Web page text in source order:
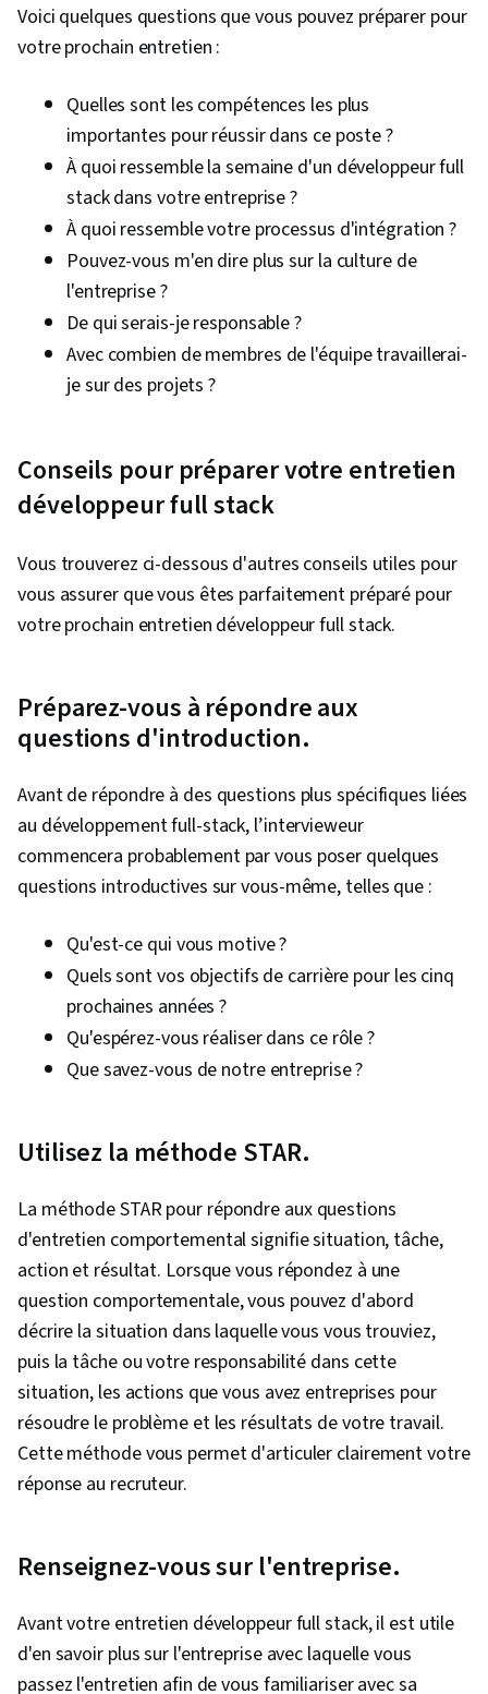
Intégrations AI, Principes de programmation,
applications, Environnements de
développement intégré, IBM Cloud,
Applications Web, Gestion du cycle de vie des
applications, Intelligence artificielle,
Applications en nuage, Tests de logiciels,
Interface de ligne de commande,
Conteneurisation, Docker (Logiciel), Gestion de
l'infrastructure, YAML, DevOps, Microservices,
Outils Devops, Sécurité de l'informatique en
nuage, Nuage public, Ingénierie des nuages,
des données, Services en nuage, Technologies
de l'informatique en nuage, Développement de
l'informatique en nuage, Technologies de
stockage des données, Architecture de
l'informatique en nuage, Plates-formes
d'informatique en nuage, Génie logiciel, Outils
de développement de logiciels, Architecture
Méthodologies de développement de logiciels,
Langage de modélisation unifié,
logiciels, Langue web, Environnement de
développement, Modèles de conception de
logiciels, L'informatique sans serveur, Restful
API, Passerelle API, Développement
Analyse des données, Scripting, GitHub,
Technologie Open Source, Version du logiciel,
Contrôle des versions, Logiciel de
collaboration, Django (Framework Web), Bases
de données relationnelles, SQL, Bootstrap
données, Intégration frontale, Application de
données, Conception de la base de données,
Développement de bases de données, Gestion
des bases de données, Théorie des bases de
données, Feuilles de style en cascade (CSS),
Javascript, Outils de développement web, Web
sémantique, Programmation événementielle,
Langages de script, Compatibilité des
navigateurs, JSON, Autorisation (informatique),
Gestion des paquets et des logiciels, Services
Web, Modèle Vue Contrôleur, Plate-forme API
Conception de l'API, Informatique, React.js,
Redux, Interface utilisateur (UI), Flux de
données, Réutilisation du code, Cadres Web,
Cadres d'application, Livraison continue,
Voici quelques questions que vous pouvez préparer pour
votre prochain entretien :
Quelles sont les compétences les plus
importantes pour réussir dans ce poste ?
À quoi ressemble la semaine d'un développeur full
stack dans votre entreprise ?
À quoi ressemble votre processus d'intégration ?
Pouvez-vous m'en dire plus sur la culture de
l'entreprise ?
De qui serais-je responsable ?
Avec combien de membres de l'équipe travaillerai-
je sur des projets ?
Conseils pour préparer votre entretien
développeur full stack
Vous trouverez ci-dessous d'autres conseils utiles pour
vous assurer que vous êtes parfaitement préparé pour
votre prochain entretien développeur full stack.
Préparez-vous à répondre aux
questions d'introduction.
Avant de répondre à des questions plus spécifiques liées
au développement full-stack, l’intervieweur
commencera probablement par vous poser quelques
questions introductives sur vous-même, telles que :
Qu'est-ce qui vous motive ?
Quels sont vos objectifs de carrière pour les cinq
prochaines années ?
Qu'espérez-vous réaliser dans ce rôle ?
Que savez-vous de notre entreprise ?
Utilisez la méthode STAR.
La méthode STAR pour répondre aux questions
d'entretien comportemental signifie situation, tâche,
action et résultat. Lorsque vous répondez à une
question comportementale, vous pouvez d'abord
décrire la situation dans laquelle vous vous trouviez,
puis la tâche ou votre responsabilité dans cette
situation, les actions que vous avez entreprises pour
résoudre le problème et les résultats de votre travail.
Cette méthode vous permet d'articuler clairement votre
réponse au recruteur.
Renseignez-vous sur l'entreprise.
Avant votre entretien développeur full stack, il est utile
d'en savoir plus sur l'entreprise avec laquelle vous
passez l'entretien afin de vous familiariser avec sa